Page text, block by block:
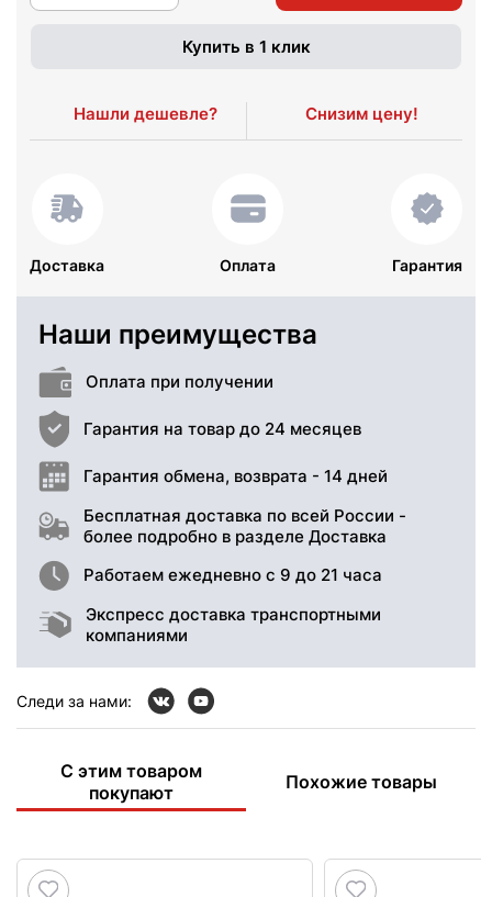
Купить в 1 клик
Нашли дешевле? Снизим цену!
Доставка Оплата Гарантия
Наши преимущества
Оплата при получении
Гарантия на товар до 24 месяцев
Гарантия обмена, возврата - 14 дней
Бесплатная доставка по всей России -
более подробно в разделе Доставка
Работаем ежедневно с 9 до 21 часа
Экспресс доставка транспортными
компаниями
Следи за нами:
С этим товаром
покупают
Похожие товары